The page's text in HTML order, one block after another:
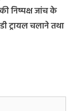
निष्पक्ष जांच के
ट्रायल चलाने तथा